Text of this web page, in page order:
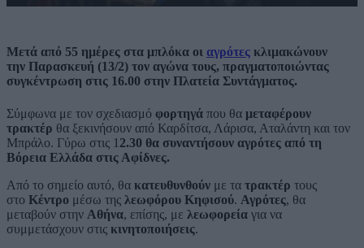
Μετά από 55 ημέρες στα μπλόκα οι αγρότες κλιμακώνουν
την Παρασκευή (13/2) τον αγώνα τους, πραγματοποιώντας
συγκέντρωση στις 16.00 στην Πλατεία Συντάγματος.
Σύμφωνα με τον σχεδιασμό φορτηγά που θα μεταφέρουν
τρακτέρ θα ξεκινήσουν από Καρδίτσα, Λάρισα, Αταλάντη και τον
Μπράλο. Γύρω στις 1 2.30 θα συναντήσουν αγρότες από τη
Βόρεια Ελλάδα στις Αφίδνες.
Από το σημείο αυτό, θα κατευθυνθούν με τα τρακτέρ τους
στο Κέντρο μέσω της λεωφόρου Κηφισού. Αγρότες, θα
μεταβούν στην Αθήνα, επίσης, με λεωφορεία για να
συμμετάσχουν στις κινητοποιήσεις.